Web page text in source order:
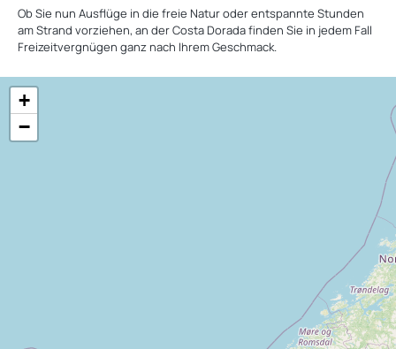
Ob Sie nun Ausflüge in die freie Natur oder entspannte Stunden
am Strand vorziehen, an der Costa Dorada finden Sie in jedem Fall
Freizeitvergnügen ganz nach Ihrem Geschmack.
+
−